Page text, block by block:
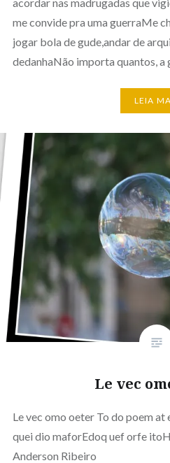
me convide pra uma guerraMe
jogar bola de gude,andar de
dedanhaNão importa quantos, a
LEIA
Le vec
Le vec omo oeter To do poem at
quei dio maforEdoq uef orfe
Anderson Ribeiro